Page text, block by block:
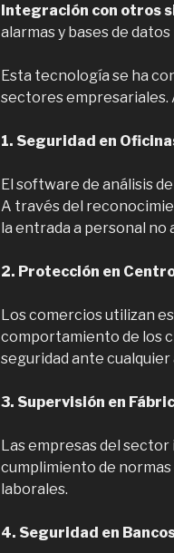
Integración con otros
alarmas y bases de
Esta tecnología se ha
sectores empresariales.
1. Seguridad en
El software de análisis
A través del
la entrada a personal
2. Protección en
Los comercios utilizan
comportamiento de los
seguridad ante
3. Supervisión en
Las empresas del
cumplimiento de
laborales.
4. Seguridad en